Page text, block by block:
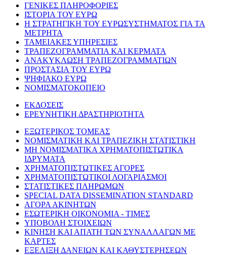
ΓΕΝΙΚΕΣ ΠΛΗΡΟΦΟΡΙΕΣ
ΙΣΤΟΡΙΑ ΤΟΥ ΕΥΡΩ
Η ΣΤΡΑΤΗΓΙΚΗ ΤΟΥ ΕΥΡΩΣΥΣΤΗΜΑΤΟΣ ΓΙΑ ΤΑ
ΜΕΤΡΗΤΑ
ΤΑΜΕΙΑΚΕΣ ΥΠΗΡΕΣΙΕΣ
ΤΡΑΠΕΖΟΓΡΑΜΜΑΤΙΑ ΚΑΙ ΚΕΡΜΑΤΑ
ΑΝΑΚΥΚΛΩΣΗ ΤΡΑΠΕΖΟΓΡΑΜΜΑΤΙΩΝ
ΠΡΟΣΤΑΣΙΑ ΤΟΥ ΕΥΡΩ
ΨΗΦΙΑΚΟ ΕΥΡΩ
ΝΟΜΙΣΜΑΤΟΚΟΠΕΙΟ
ΕΚΔΟΣΕΙΣ
ΕΡΕΥΝΗΤΙΚΗ ΔΡΑΣΤΗΡΙΟΤΗΤΑ
ΕΞΩΤΕΡΙΚΟΣ ΤΟΜΕΑΣ
ΝΟΜΙΣΜΑΤΙΚΗ ΚΑΙ ΤΡΑΠΕΖΙΚΗ ΣΤΑΤΙΣΤΙΚΗ
ΜΗ ΝΟΜΙΣΜΑΤΙΚΑ ΧΡΗΜΑΤΟΠΙΣΤΩΤΙΚΑ
ΙΔΡΥΜΑΤΑ
ΧΡΗΜΑΤΟΠΙΣΤΩΤΙΚΕΣ ΑΓΟΡΕΣ
ΧΡΗΜΑΤΟΠΙΣΤΩΤΙΚΟΙ ΛΟΓΑΡΙΑΣΜΟΙ
ΣΤΑΤΙΣΤΙΚΕΣ ΠΛΗΡΩΜΩΝ
SPECIAL DATA DISSEMINATION STANDARD
ΑΓΟΡΑ ΑΚΙΝΗΤΩΝ
ΕΣΩΤΕΡΙΚΗ ΟΙΚΟΝΟΜΙΑ - ΤΙΜΕΣ
ΥΠΟΒΟΛΗ ΣΤΟΙΧΕΙΩΝ
ΚΙΝΗΣΗ ΚΑΙ ΑΠΑΤΗ ΤΩΝ ΣΥΝΑΛΛΑΓΩΝ ΜΕ
ΚΑΡΤΕΣ
ΕΞΕΛΙΞΗ ΔΑΝΕΙΩΝ ΚΑΙ ΚΑΘΥΣΤΕΡΗΣΕΩΝ